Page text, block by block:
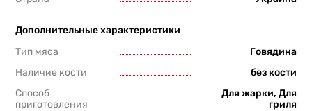
Дополнительные характеристики
Тип мяса
Говядина
Наличие кости
без кости
Способ
приготовления
Для жарки, Для
гриля